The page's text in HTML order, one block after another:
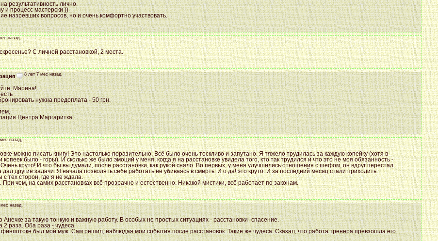
результативность лично.
и процесс мастерски ))
назревших вопросов, но и очень комфортно участвовать.
назад,
С личной расстановкой, 2 места.
8 лет 7 мес назад,
Марина!
нужна предоплата - 50 грн.
Центра Маргаритка
назад,
можно писать книгу! Это настолько поразительно. Всё было очень тоскливо и запутано. Я тяжело трудилась за каждую копейку (хотя в
было - горы). И сколько же было эмоций у меня, когда я на расстановке увидела того, кто так трудился и что это не моя обязанность -
Очень круто! И что бы вы думали, после расстановки, как рукой сняло. Во первых, у меня улучшились отношения с шефом, он вдруг перестал
другие задачи. Я начала позволять себе работать не убиваясь в смерть. И о да! это круто. И за последний месяц стали приходить
тех сторон, где я не ждала.
При чем, на самих расстановках всё прозрачно и естественно. Никакой мистики, всё работает по законам.
назад,
за такую тонкую и важную работу. В особых не простых ситуациях - расстановки -спасение.
2 раза. Оба раза - чудеса.
был мой муж. Сам решил, наблюдая мои события после расстановок. Такие же чудеса. Сказал, что работа тренера превзошла его